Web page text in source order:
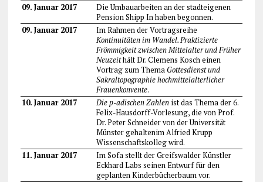
09. Januar 2017
Die Umbauarbeiten an der stadteigenen
Pension Shipp In haben begonnen.
09. Januar 2017
Im Rahmen der Vortragsreihe
Kontinuitäten im Wandel. Praktizierte
Frömmigkeit zwischen Mittelalter und Früher
Neuzeithält Dr. Clemens Kosch einen
Vortrag zum ThemaGottesdienst und
Sakraltopographie hochmittelalterlicher
Frauenkonvente.
10. Januar 2017
Die p-adischen Zahlenist das Thema der 6.
Felix-Hausdorff-Vorlesung, die von Prof.
Dr. Peter Schneider von der Universität
Münster gehaltenim Alfried Krupp
Wissenschaftskolleg wird.
11. Januar 2017
Im Sofa stellt der Greifswalder Künstler
Eckhard Labs seinen Entwurf für den
geplanten Kinderbücherbaum vor.